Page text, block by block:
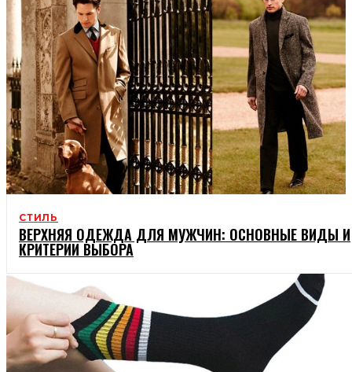
СТИЛЬ
ВЕРХНЯЯ ОДЕЖДА ДЛЯ МУЖЧИН: ОСНОВНЫЕ ВИДЫ И
КРИТЕРИИ ВЫБОРА